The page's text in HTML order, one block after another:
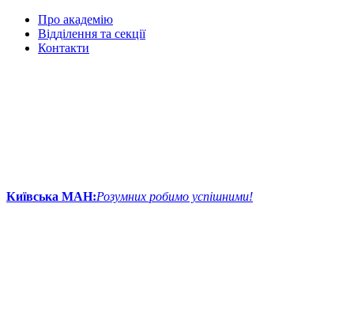
Про академію
Відділення та секції
Контакти
Київська МАН:Розумних робимо успішними!